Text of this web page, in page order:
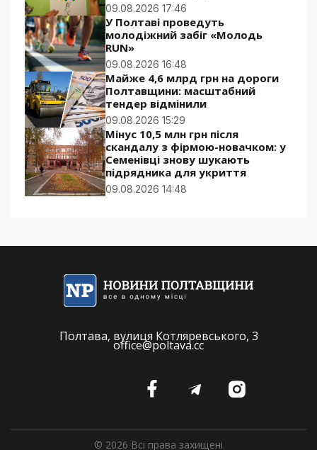
09.08.2026 17:46
У Полтаві проведуть
молодіжний забіг «Молодь
RUN»
09.08.2026 16:48
Майже 4,6 млрд грн на дороги
Полтавщини: масштабний
тендер відмінили
09.08.2026 15:29
Мінус 10,5 млн грн після
скандалу з фірмою-новачком: у
Семенівці знову шукають
підрядника для укриття
09.08.2026 14:48
Полтава, вулиця Котляревського, 3
office@poltava.cc
© 2026 Всі права захищені